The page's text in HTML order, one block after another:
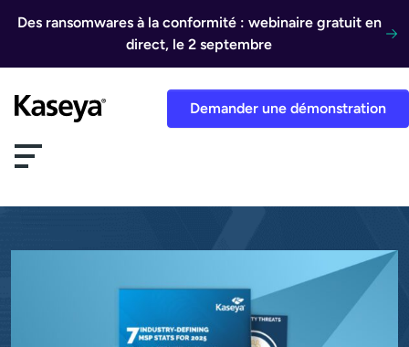
Des ransomwares à la conformité : webinaire gratuit en
direct, le 2 septembre
Demander une démonstration